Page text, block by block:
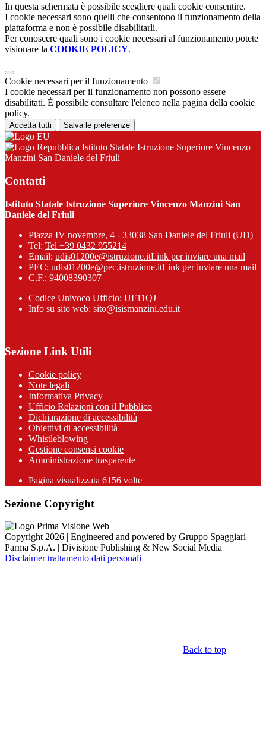
In questa schermata è possibile scegliere quali cookie consentire.
I cookie necessari sono quelli che consentono il funzionamento della
piattaforma e non è possibile disabilitarli.
Per conoscere quali sono i cookie necessari al funzionamento potete
visionare la COOKIE POLICY.
Cookie necessari per il funzionamento
I cookie necessari per il funzionamento non possono essere
disabilitati. È possibile consultare l'elenco nella pagina della cookie
policy.
Accetta tutti Salva le preferenze
Istituto Statale Istruzione Superiore Vincenzo
Manzini San Daniele del Friuli
Contatti
Istituto Statale Istruzione Superiore Vincenzo Manzini San
Daniele del Friuli
Piazza IV novembre, 4 - 33038 San Daniele del Friuli (UD)
Tel: Tel +39 0432 955214
Email: udis01200e@istruzione.itLink per inviare una mail
PEC: udis01200e@pec.istruzione.itLink per inviare una mail
C.F.: 94008390307
Codice Univoco Ufficio: UF11QJ
Info su sito web: sito@isismanzini.edu.it
Sezione Link Utili
Cookie policy
Note legali
Informativa Privacy
Ufficio Relazioni con il Pubblico
Dichiarazione di accessibilità
Obiettivi di accessibilità
Whistleblowing
Gestione consensi cookie
Amministrazione trasparente
Pagina visualizzata 6156 volte
Sezione Copyright
Copyright 2026 | Engineered and powered by Gruppo Spaggiari
Parma S.p.A. | Divisione Publishing & New Social Media
Disclaimer trattamento dati personali
Back to top